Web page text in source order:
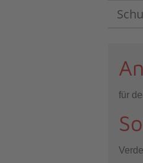
für